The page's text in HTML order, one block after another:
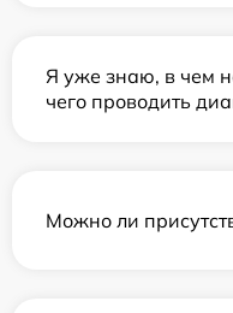
Я уже знаю, в чем
чего проводить
Можно ли